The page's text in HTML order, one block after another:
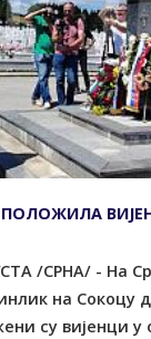
ПОЛОЖИЛА
/СРНА/ - На
на Сокоцу
су вијенци у